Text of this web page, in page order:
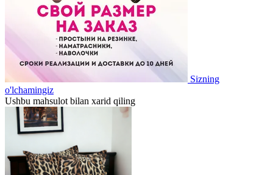
Sizning
o'lchamingiz
Ushbu mahsulot bilan xarid qiling